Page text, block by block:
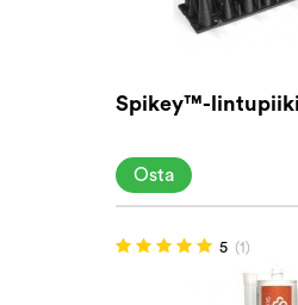
Spikey™-
Osta
5 (1)